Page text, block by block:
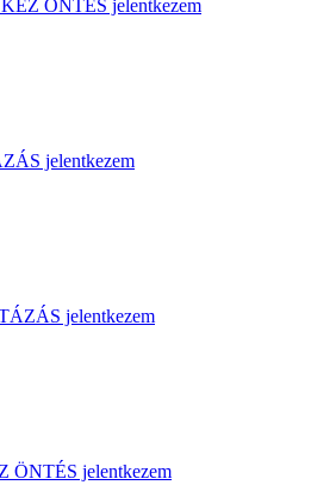
ÖNTÉS jelentkezem
jelentkezem
jelentkezem
ÖNTÉS jelentkezem